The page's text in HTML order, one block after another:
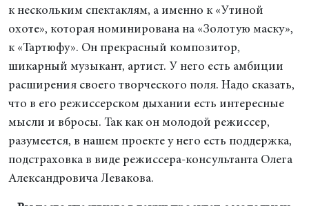
к нескольким спектаклям, а именно к «Утиной
охоте», которая номинирована на «Золотую маску»,
к «Тартюфу». Он прекрасный композитор,
шикарный музыкант, артист. У него есть амбиции
расширения своего творческого поля. Надо сказать,
что в его режиссерском дыхании есть интересные
мысли и вбросы. Так как он молодой режиссер,
разумеется, в нашем проекте у него есть поддержка,
подстраховка в виде режиссера-консультанта Олега
Александровича Левакова.